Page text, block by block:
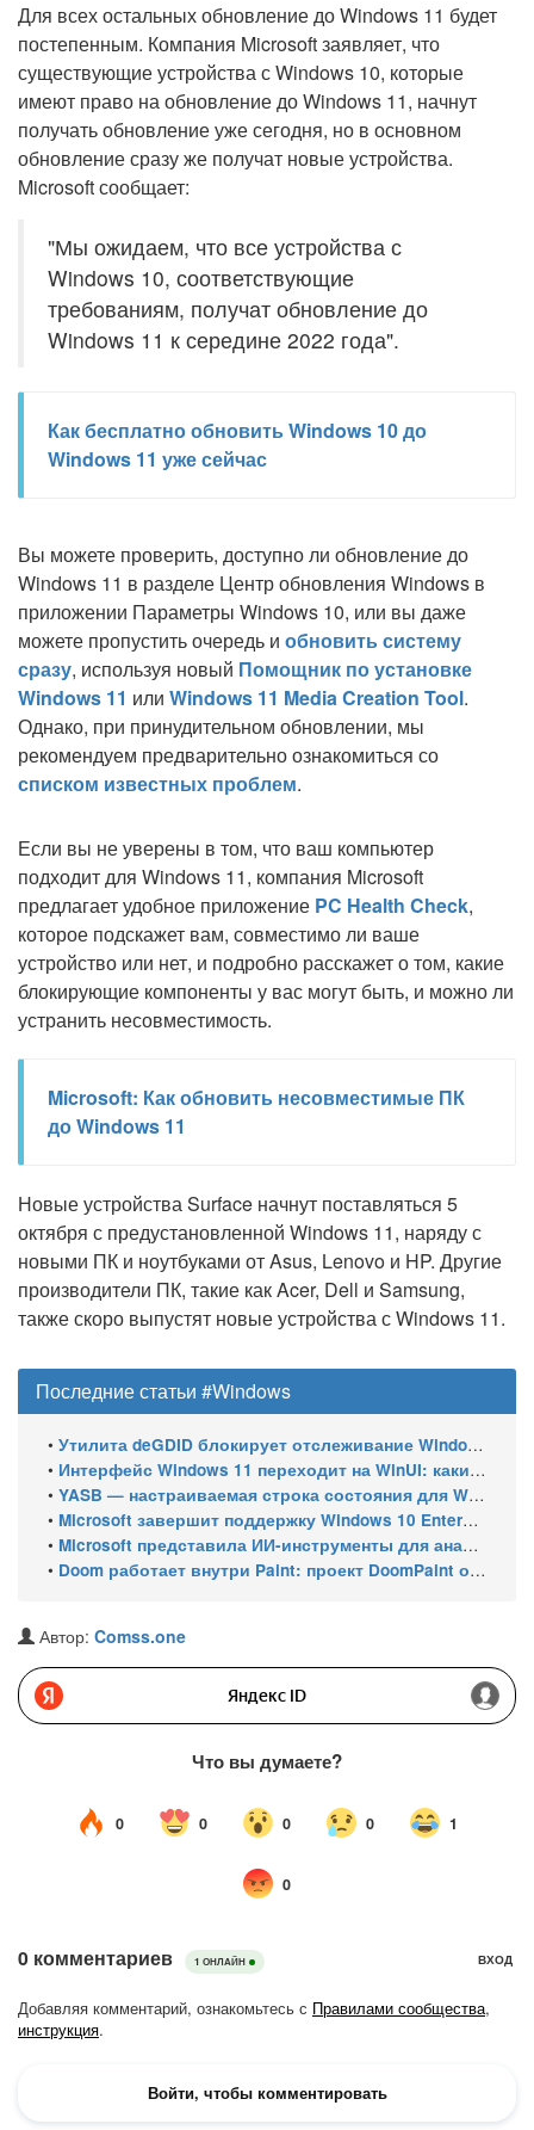
Для всех остальных обновление до Windows 11 будет
постепенным. Компания Microsoft заявляет, что
существующие устройства с Windows 10, которые
имеют право на обновление до Windows 11, начнут
получать обновление уже сегодня, но в основном
обновление сразу же получат новые устройства.
Microsoft сообщает:
"Мы ожидаем, что все устройства с
Windows 10, соответствующие
требованиям, получат обновление до
Windows 11 к середине 2022 года".
Как бесплатно обновить Windows 10 до
Windows 11 уже сейчас
Вы можете проверить, доступно ли обновление до
Windows 11 в разделе Центр обновления Windows в
приложении Параметры Windows 10, или вы даже
можете пропустить очередь и обновить систему
сразу, используя новый Помощник по установке
Windows 11 или Windows 11 Media Creation Tool.
Однако, при принудительном обновлении, мы
рекомендуем предварительно ознакомиться со
списком известных проблем.
Если вы не уверены в том, что ваш компьютер
подходит для Windows 11, компания Microsoft
предлагает удобное приложение PC Health Check,
которое подскажет вам, совместимо ли ваше
устройство или нет, и подробно расскажет о том, какие
блокирующие компоненты у вас могут быть, и можно ли
устранить несовместимость.
Microsoft: Как обновить несовместимые ПК
до Windows 11
Новые устройства Surface начнут поставляться 5
октября с предустановленной Windows 11, наряду с
новыми ПК и ноутбуками от Asus, Lenovo и HP. Другие
производители ПК, такие как Acer, Dell и Samsung,
также скоро выпустят новые устройства с Windows 11.
Последние статьи #Windows
• Утилита deGDID блокирует отслеживание Windows по глобальному идентификатору устройства
• Интерфейс Windows 11 переходит на WinUI: какие системные элементы обновит Microsoft
• YASB — настраиваемая строка состояния для Windows с виджетами и поддержкой нескольких мониторов
• Microsoft завершит поддержку Windows 10 Enterprise LTSC 2021 в январе 2027 года. ESU продлят обновления до января 2030 года
• Microsoft представила ИИ-инструменты для анализа производительности Windows: ETW MCP и WPA MCP
• Doom работает внутри Paint: проект DoomPaint от технического директора Microsoft Azure
Автор: Comss.one